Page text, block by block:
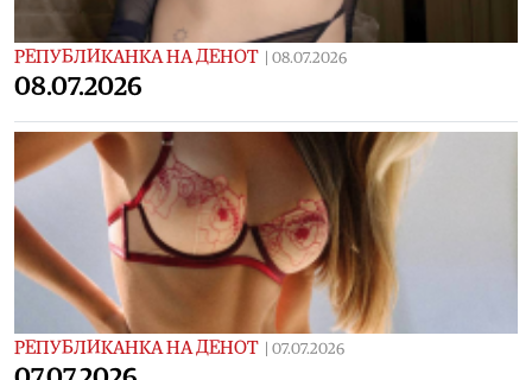
РЕПУБЛИКАНКА НА ДЕНОТ 08.07.2026
08.07.2026
РЕПУБЛИКАНКА НА ДЕНОТ 07.07.2026